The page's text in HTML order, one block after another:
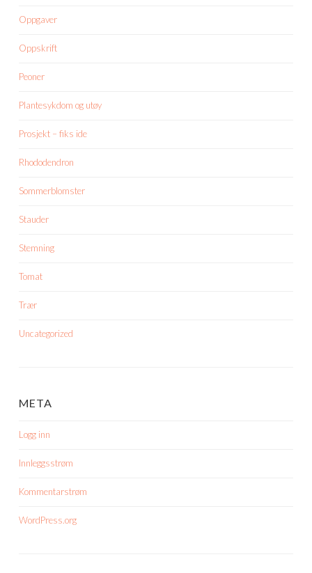
Oppgaver
Oppskrift
Peoner
Plantesykdom og utøy
Prosjekt – fiks ide
Rhododendron
Sommerblomster
Stauder
Stemning
Tomat
Trær
Uncategorized
META
Logg inn
Innleggsstrøm
Kommentarstrøm
WordPress.org